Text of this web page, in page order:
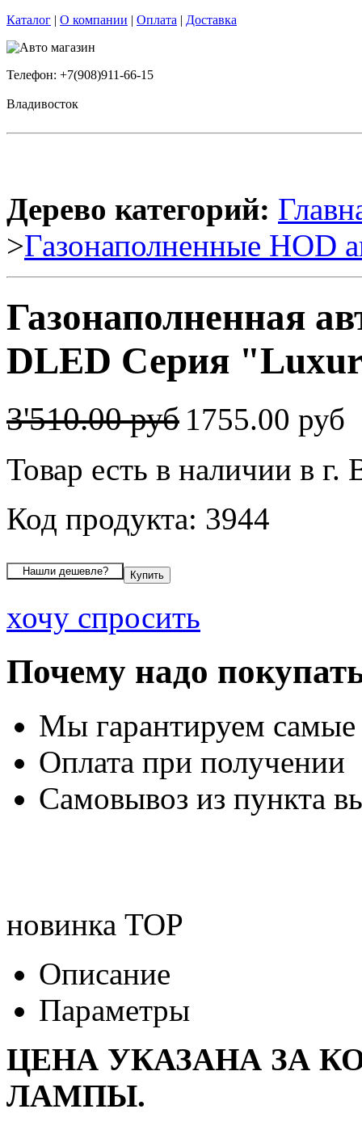
Каталог | О компании | Оплата | Доставка
Телефон: +7(908)911-66-15
Владивосток
Дерево категорий:
>Газонаполненные HOD
Газонаполненная
DLED Серия
3'510.00 руб 1755.00 руб
Товар есть в наличии в г.
Код продукта: 3944
хочу спросить
Почему надо
Мы гарантируем
Оплата при получении
Самовывоз из пункта
новинка TOP
Описание
Параметры
ЦЕНА УКАЗАНА ЗА
ЛАМПЫ.